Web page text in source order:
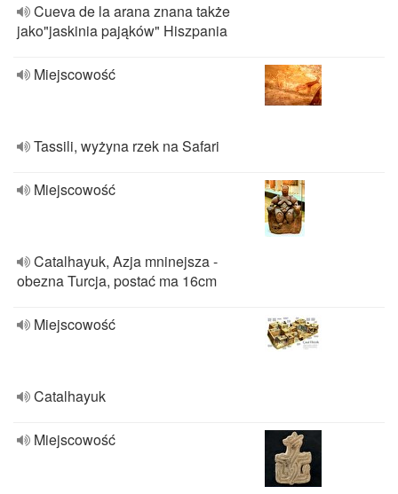
Cueva de la arana znana także
jako"jaskinia pająków" Hiszpania
Miejscowość
Tassili, wyżyna rzek na Safari
Miejscowość
Catalhayuk, Azja mninejsza -
obezna Turcja, postać ma 16cm
Miejscowość
Catalhayuk
Miejscowość